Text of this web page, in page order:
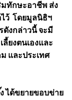
ทักษะอาชีพ ส่ง
ว้ โดยมูลนิธิฯ
ดังกล่าวนี้ จะมี
ยงตนเองและ
และประเทศ
ได้ขยายขอบข่าย